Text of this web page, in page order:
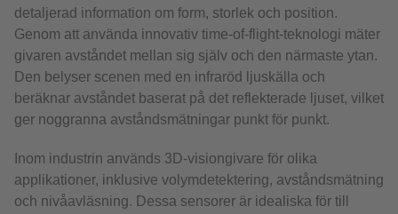
detaljerad information om form, storlek och position.
Genom att använda innovativ time-of-flight-teknologi mäter
givaren avståndet mellan sig själv och den närmaste ytan.
Den belyser scenen med en infraröd ljuskälla och
beräknar avståndet baserat på det reflekterade ljuset, vilket
ger noggranna avståndsmätningar punkt för punkt.
Inom industrin används 3D-visiongivare för olika
applikationer, inklusive volymdetektering, avståndsmätning
och nivåavläsning. Dessa sensorer är idealiska för till